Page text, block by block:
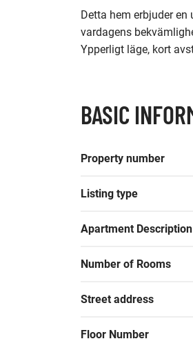
Detta hem erbjuder
vardagens
Ypperligt läge, kort
BASIC
Property number
Listing type
Apartment Description
Number of Rooms
Street address
Floor Number